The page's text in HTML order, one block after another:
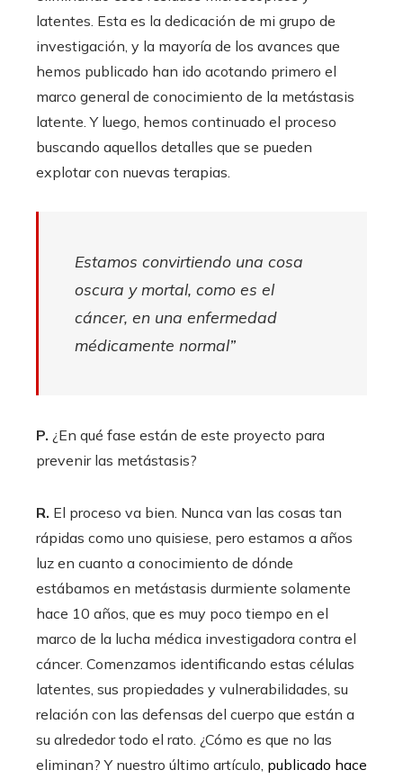
latentes. Esta es la dedicación de mi grupo de
investigación, y la mayoría de los avances que
hemos publicado han ido acotando primero el
marco general de conocimiento de la metástasis
latente. Y luego, hemos continuado el proceso
buscando aquellos detalles que se pueden
explotar con nuevas terapias.
Estamos convirtiendo una cosa
oscura y mortal, como es el
cáncer, en una enfermedad
médicamente normal”
P. ¿En qué fase están de este proyecto para
prevenir las metástasis?
R. El proceso va bien. Nunca van las cosas tan
rápidas como uno quisiese, pero estamos a años
luz en cuanto a conocimiento de dónde
estábamos en metástasis durmiente solamente
hace 10 años, que es muy poco tiempo en el
marco de la lucha médica investigadora contra el
cáncer. Comenzamos identificando estas células
latentes, sus propiedades y vulnerabilidades, su
relación con las defensas del cuerpo que están a
su alrededor todo el rato. ¿Cómo es que no las
eliminan? Y nuestro último artículo, publicado hace